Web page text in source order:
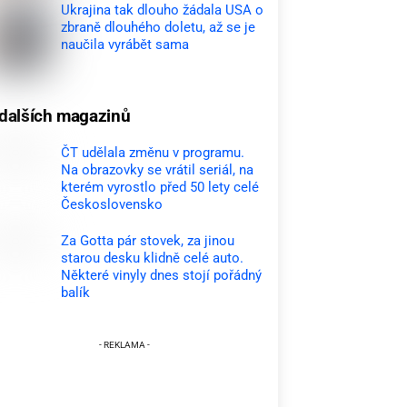
Ukrajina tak dlouho žádala USA o
zbraně dlouhého doletu, až se je
naučila vyrábět sama
magazinů
ČT udělala změnu v programu.
Na obrazovky se vrátil seriál, na
kterém vyrostlo před 50 lety celé
Československo
Za Gotta pár stovek, za jinou
starou desku klidně celé auto.
Některé vinyly dnes stojí pořádný
balík